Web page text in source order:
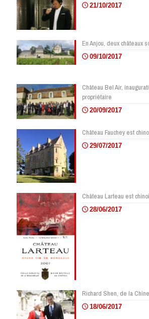
21/10/2017
En Anjou, deux châteaux
09/10/2017
Château Bel Air,
propriétaire
20/09/2017
Château Fauchey est
29/07/2017
Château Larteau est
28/06/2017
Richard Shen, de la
18/06/2017